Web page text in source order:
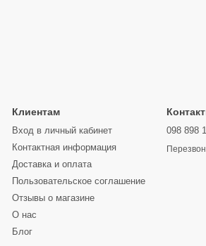
Клиентам
Вход в личный кабинет
Контактная информация
Доставка и оплата
Пользовательское соглашение
Отзывы о магазине
О нас
Блог
098 898